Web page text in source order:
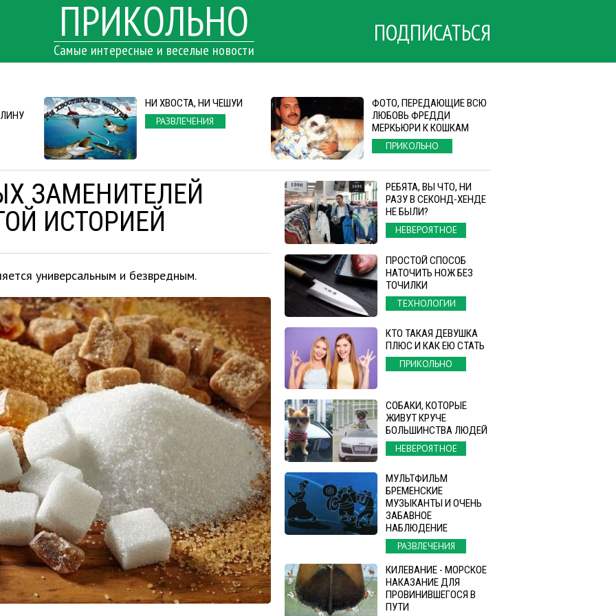
ПРИКОЛЬНО
Самые интересные и веселые новости
ПОДПИСАТЬСЯ
НИ ХВОСТА, НИ ЧЕШУИ
РАЗВЛЕЧЕНИЯ
ФОТО, ПЕРЕДАЮЩИЕ ВСЮ
ЛЮБОВЬ ФРЕДДИ
МЕРКЬЮРИ К КОШКАМ
ПРИКОЛЬНО
ЗАМЕНИТЕЛЕЙ
ИСТОРИЕЙ
универсальным и безвредным.
РЕБЯТА, ВЫ ЧТО, НИ
РАЗУ В СЕКОНД-ХЕНДЕ
НЕ БЫЛИ?
НЕВЕРОЯТНОЕ
ПРОСТОЙ СПОСОБ
НАТОЧИТЬ НОЖ БЕЗ
ТОЧИЛКИ
ТЕХНОЛОГИИ
КТО ТАКАЯ ДЕВУШКА
ПЛЮС И КАК ЕЮ СТАТЬ
ПРИКОЛЬНО
СОБАКИ, КОТОРЫЕ
ЖИВУТ КРУЧЕ
БОЛЬШИНСТВА ЛЮДЕЙ
НЕВЕРОЯТНОЕ
МУЛЬТФИЛЬМ
БРЕМЕНСКИЕ
МУЗЫКАНТЫ И ОЧЕНЬ
ЗАБАВНОЕ
НАБЛЮДЕНИЕ
РАЗВЛЕЧЕНИЯ
КИЛЕВАНИЕ - МОРСКОЕ
НАКАЗАНИЕ ДЛЯ
ПРОВИНИВШЕГОСЯ В
ПУТИ